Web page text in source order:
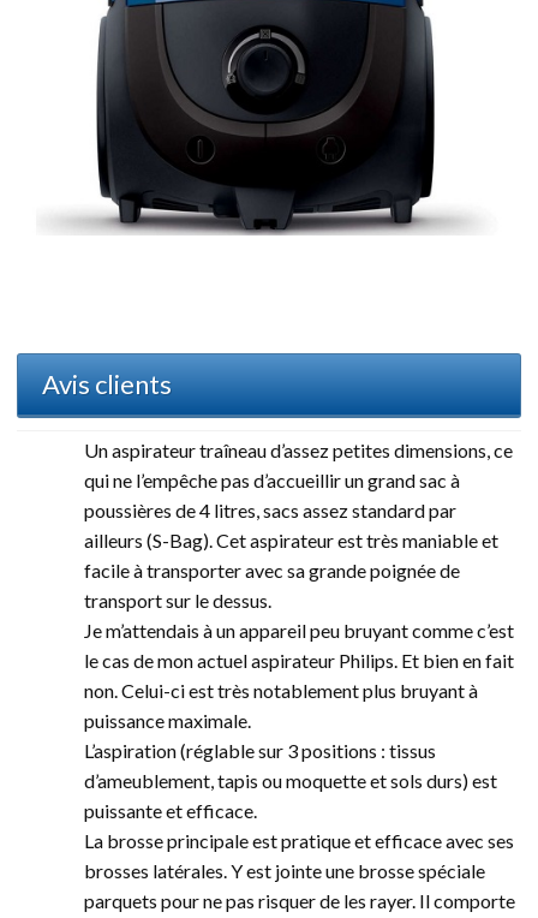
Avis clients
Un aspirateur traîneau d’assez petites dimensions, ce
qui ne l’empêche pas d’accueillir un grand sac à
poussières de 4 litres, sacs assez standard par
ailleurs (S-Bag). Cet aspirateur est très maniable et
facile à transporter avec sa grande poignée de
transport sur le dessus.
Je m’attendais à un appareil peu bruyant comme c’est
le cas de mon actuel aspirateur Philips. Et bien en fait
non. Celui-ci est très notablement plus bruyant à
puissance maximale.
L’aspiration (réglable sur 3 positions : tissus
d’ameublement, tapis ou moquette et sols durs) est
puissante et efficace.
La brosse principale est pratique et efficace avec ses
brosses latérales. Y est jointe une brosse spéciale
parquets pour ne pas risquer de les rayer. Il comporte